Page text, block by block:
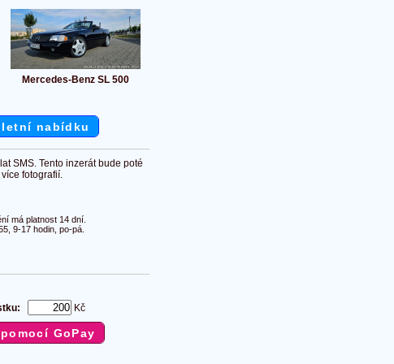
Mercedes-Benz SL 500
nabídku
SMS. Tento inzerát bude poté
fotografií.
má platnost 14 dní.
9-17 hodin, po-pá.
Kč